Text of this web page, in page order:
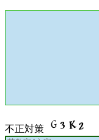
不正対策